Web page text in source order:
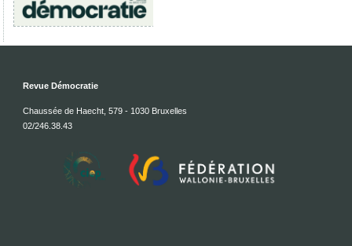
Revue Démocratie
Chaussée de Haecht, 579 - 1030 Bruxelles
02/246.38.43